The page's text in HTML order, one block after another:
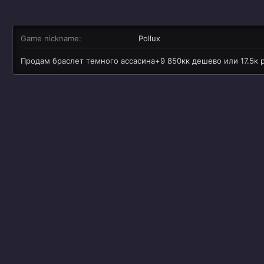
Game nickname Pollux
Продам браслет темного ассасина+9 850кк дешево или 17.5к